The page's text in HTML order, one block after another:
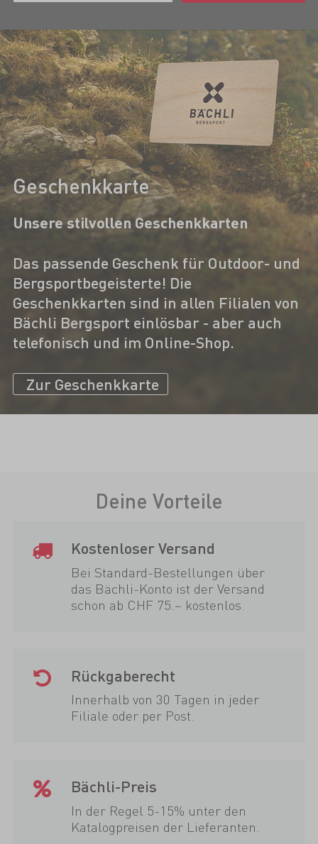
Geschenkkarte
Unsere stilvollen Geschenkkarten
Das passende Geschenk für Outdoor- und
Bergsportbegeisterte! Die
Geschenkkarten sind in allen Filialen von
Bächli Bergsport einlösbar - aber auch
telefonisch und im Online-Shop.
Zur Geschenkkarte
Deine Vorteile
Kostenloser Versand
Bei Standard-Bestellungen über
das Bächli-Konto ist der Versand
schon ab CHF 75.– kostenlos.
Rückgaberecht
Innerhalb von 30 Tagen in jeder
Filiale oder per Post.
Bächli-Preis
In der Regel 5-15% unter den
Katalogpreisen der Lieferanten.